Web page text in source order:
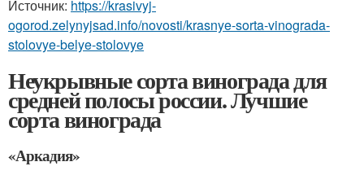
Источник: https://krasivyj-
ogorod.zelynyjsad.info/novosti/krasnye-sorta-vinograda-
stolovye-belye-stolovye
Неукрывные сорта винограда для
средней полосы россии. Лучшие
сорта винограда
«Аркадия»